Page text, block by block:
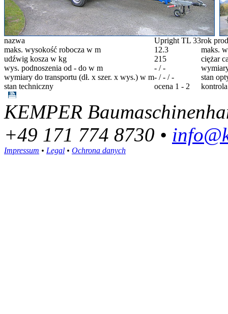
nazwa Upright TL 33rok
maks. wysokość robocza w m
12.3
maks.
udźwig kosza w kg
215
ciężar
wys. podnoszenia od - do w m
- / -
wymiary do transportu (dł. x szer. x wys.) w m- / - / -
stan
stan techniczny
ocena 1 - 2
KEMPER
+49 171 774 8730 •
Impressum • Legal • Ochrona danych